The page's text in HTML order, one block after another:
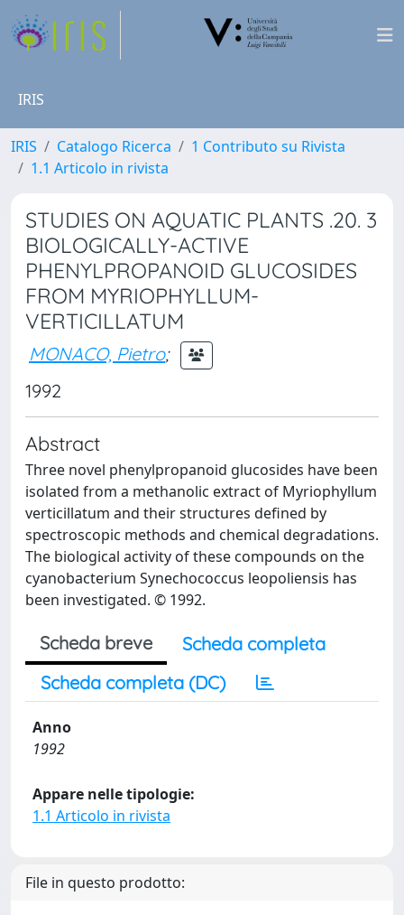
IRIS
IRIS Catalogo Ricerca
1 Contributo su Rivista
1.1 Articolo in rivista
STUDIES ON AQUATIC PLANTS .20. 3
BIOLOGICALLY-ACTIVE
PHENYLPROPANOID GLUCOSIDES
FROM MYRIOPHYLLUM-
VERTICILLATUM
MONACO, Pietro;
1992
Abstract
Three novel phenylpropanoid glucosides have been
isolated from a methanolic extract of Myriophyllum
verticillatum and their structures defined by
spectroscopic methods and chemical degradations.
The biological activity of these compounds on the
cyanobacterium Synechococcus leopoliensis has
been investigated. © 1992.
Scheda breve
Scheda completa
Scheda completa (DC)
Anno
1992
Appare nelle tipologie:
1.1 Articolo in rivista
File in questo prodotto: